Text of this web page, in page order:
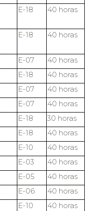
E-18 40 horas
E-18 40 horas
E-07
40 horas
E-18
40 horas
E-07
40 horas
E-07
40 horas
E-18
30 horas
E-18
40 horas
E-10
40 horas
E-03
40 horas
E-05
40 horas
E-06
40 horas
E-10 40 horas